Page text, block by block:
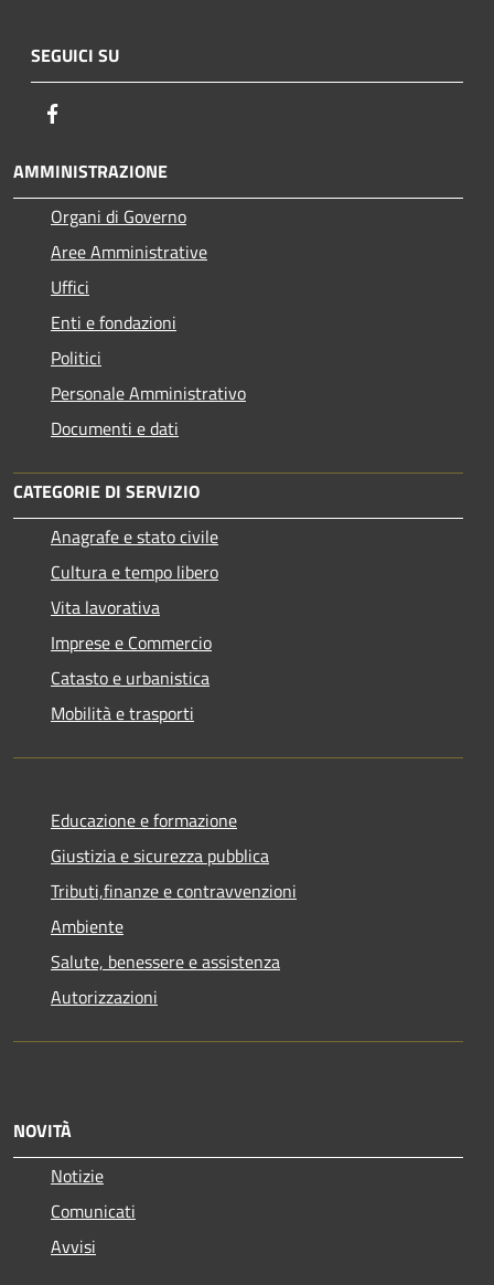
SEGUICI SU
AMMINISTRAZIONE
Organi di Governo
Aree Amministrative
Uffici
Enti e fondazioni
Politici
Personale Amministrativo
Documenti e dati
CATEGORIE DI SERVIZIO
Anagrafe e stato civile
Cultura e tempo libero
Vita lavorativa
Imprese e Commercio
Catasto e urbanistica
Mobilità e trasporti
Educazione e formazione
Giustizia e sicurezza pubblica
Tributi,finanze e contravvenzioni
Ambiente
Salute, benessere e assistenza
Autorizzazioni
NOVITÀ
Notizie
Comunicati
Avvisi